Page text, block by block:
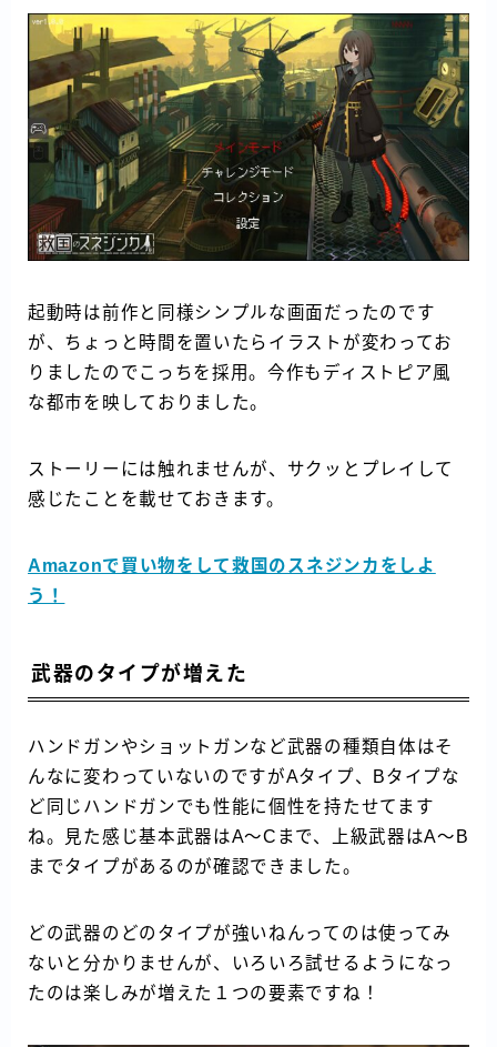
起動時は前作と同様シンプルな画面だったのです
が、ちょっと時間を置いたらイラストが変わってお
りましたのでこっちを採用。今作もディストピア風
な都市を映しておりました。
ストーリーには触れませんが、サクッとプレイして
感じたことを載せておきます。
Amazonで買い物をして救国のスネジンカをしよ
う！
武器のタイプが増えた
ハンドガンやショットガンなど武器の種類自体はそ
んなに変わっていないのですがAタイプ、Bタイプな
ど同じハンドガンでも性能に個性を持たせてます
ね。見た感じ基本武器はA～Cまで、上級武器はA～B
までタイプがあるのが確認できました。
どの武器のどのタイプが強いねんってのは使ってみ
ないと分かりませんが、いろいろ試せるようになっ
たのは楽しみが増えた１つの要素ですね！